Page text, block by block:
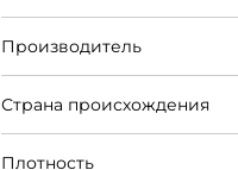
Производитель
Страна происхождения
Плотность